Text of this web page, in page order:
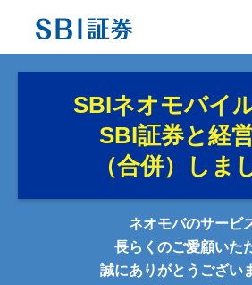
SBIネオモバイ
SBI証券と経
（合併）しま
ネオモバのサービ
長らくのご愛顧いた
誠にありがとうござい